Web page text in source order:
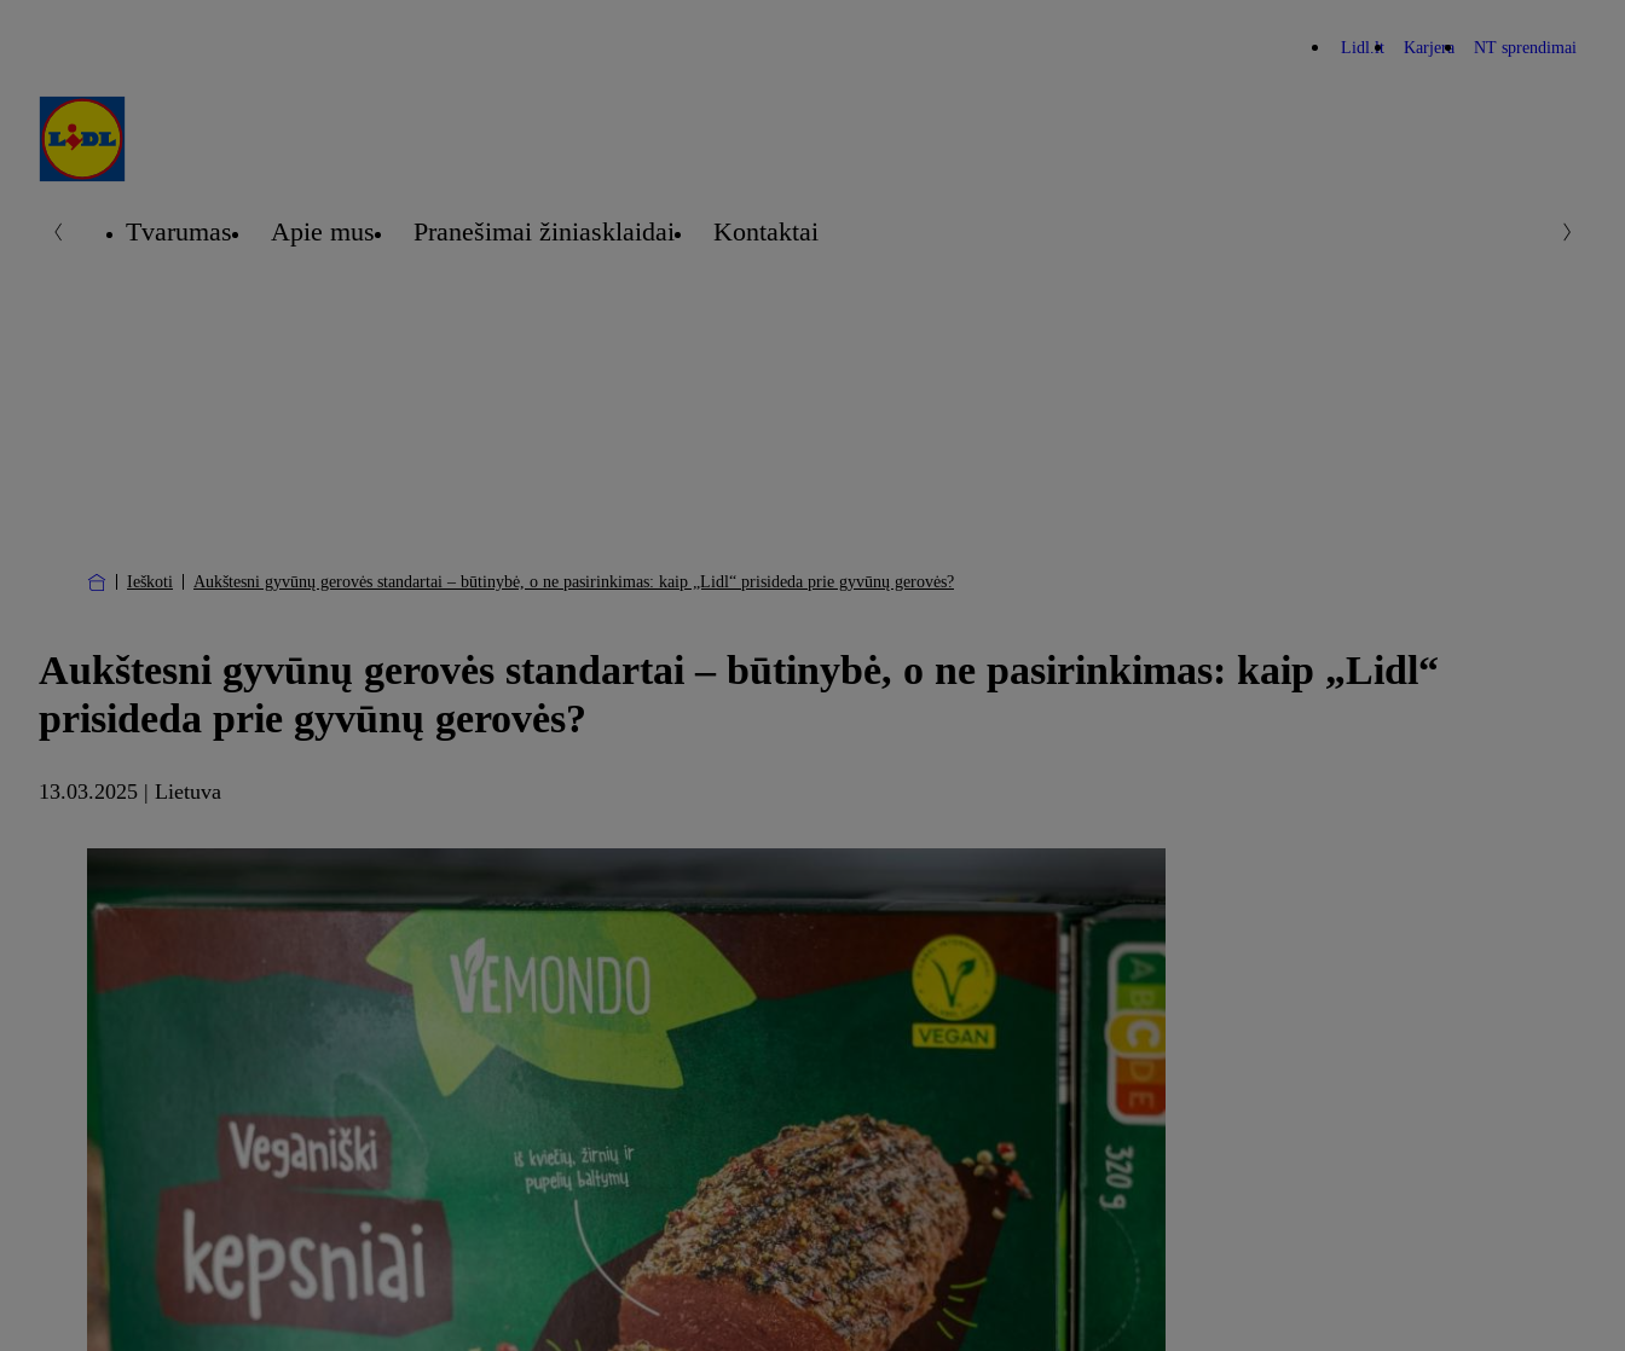
Lidl.lt Karjera NT sprendimai
Tvarumas Apie mus Pranešimai žiniasklaidai Kontaktai
Ieškoti Aukštesni gyvūnų gerovės standartai – būtinybė, o ne pasirinkimas: kaip „Lidl“ prisideda prie gyvūnų gerovės?
Aukštesni gyvūnų gerovės standartai – būtinybė, o ne pasirinkimas: kaip „Lidl“
prisideda prie gyvūnų gerovės?
13.03.2025 | Lietuva